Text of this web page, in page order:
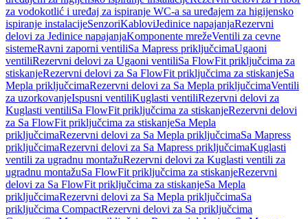
za vodokotlić i uređaj za ispiranje WC-a sa uređajem za higijensko
ispiranje instalacijeSenzoriKabloviJedinice napajanjaRezervni
delovi za Jedinice napajanjaKomponente mrežeVentili za cevne
sistemeRavni zaporni ventiliSa Mapress priključcimaUgaoni
ventiliRezervni delovi za Ugaoni ventiliSa FlowFit priključcima za
stiskanjeRezervni delovi za Sa FlowFit priključcima za stiskanjeSa
Mepla priključcimaRezervni delovi za Sa Mepla priključcimaVentili
za uzorkovanjeIspusni ventiliKuglasti ventiliRezervni delovi za
Kuglasti ventiliSa FlowFit priključcima za stiskanjeRezervni delovi
za Sa FlowFit priključcima za stiskanjeSa Mepla
priključcimaRezervni delovi za Sa Mepla priključcimaSa Mapress
priključcimaRezervni delovi za Sa Mapress priključcimaKuglasti
ventili za ugradnu montažuRezervni delovi za Kuglasti ventili za
ugradnu montažuSa FlowFit priključcima za stiskanjeRezervni
delovi za Sa FlowFit priključcima za stiskanjeSa Mepla
priključcimaRezervni delovi za Sa Mepla priključcimaSa
priključcima CompactRezervni delovi za Sa priključcima